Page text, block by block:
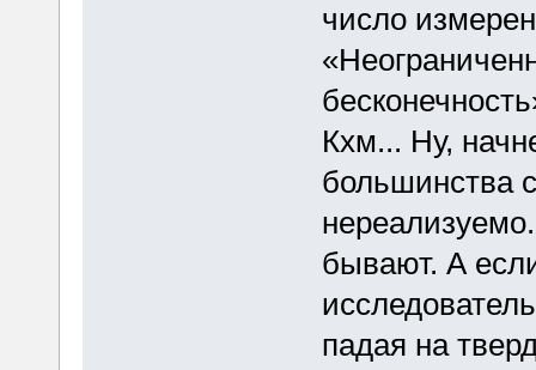
число
Кхм... Ну,
большинства
бывают. А
падая на